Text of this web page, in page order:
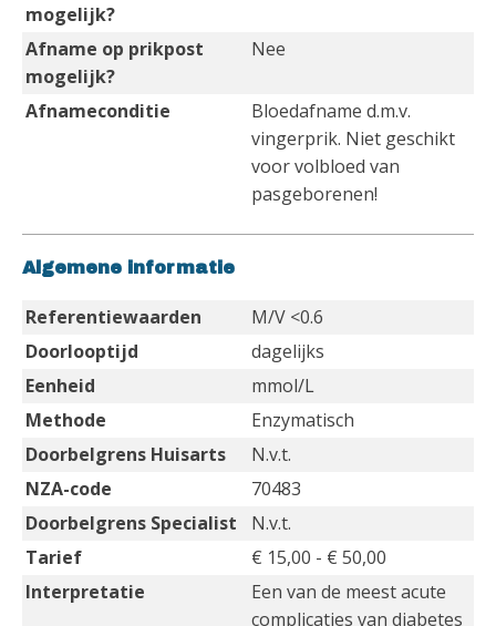
mogelijk?
Afname op prikpost
mogelijk?
Nee
Afnameconditie
Bloedafname d.m.v.
vingerprik. Niet geschikt
voor volbloed van
pasgeborenen!
Algemene informatie
Referentiewaarden
M/V <0.6
Doorlooptijd
dagelijks
Eenheid
mmol/L
Methode
Enzymatisch
Doorbelgrens Huisarts
N.v.t.
NZA-code
70483
Doorbelgrens Specialist
N.v.t.
Tarief
€ 15,00 - € 50,00
Interpretatie
Een van de meest acute
complicaties van diabetes